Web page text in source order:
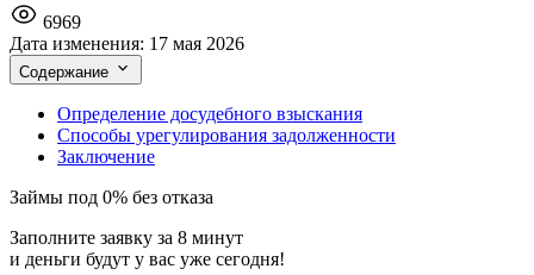
6969
Дата изменения: 17 мая 2026
Содержание
Определение досудебного взыскания
Способы урегулирования задолженности
Заключение
Займы под 0% без отказа
Заполните заявку за 8 минут
и деньги будут у вас уже сегодня!